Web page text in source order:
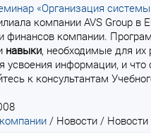
«Организация
компании AVS Group в
финансов компании.
навыки, необходимые для их
усвоения информации, и
к консультантам
/ Новости / Новости